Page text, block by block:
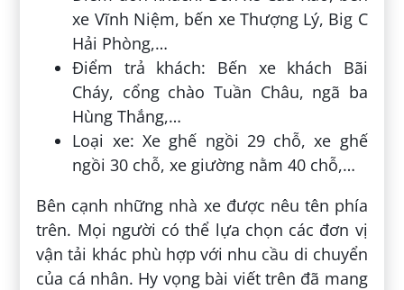
xe Vĩnh Niệm, bến xe Thượng Lý, Big C
Hải Phòng,…
Điểm trả khách: Bến xe khách Bãi
Cháy, cổng chào Tuần Châu, ngã ba
Hùng Thắng,…
Loại xe: Xe ghế ngồi 29 chỗ, xe ghế
ngồi 30 chỗ, xe giường nằm 40 chỗ,…
Bên cạnh những nhà xe được nêu tên phía
trên. Mọi người có thể lựa chọn các đơn vị
vận tải khác phù hợp với nhu cầu di chuyển
của cá nhân. Hy vọng bài viết trên đã mang